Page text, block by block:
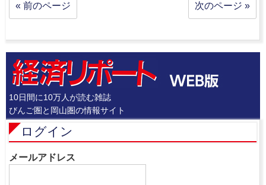
« 前のページ 次のページ »
10日間に10万人が読む雑誌
びんご圏と岡山圏の情報サイト
ログイン
メールアドレス